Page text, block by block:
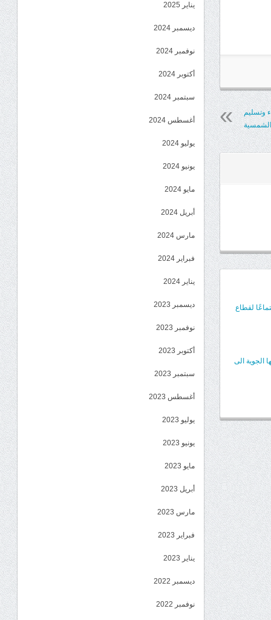
وتسليم
لقطاع
الجوية الى
يناير 2025
ديسمبر 2024
نوفمبر 2024
أكتوبر 2024
سبتمبر 2024
أغسطس 2024
يوليو 2024
يونيو 2024
مايو 2024
أبريل 2024
مارس 2024
فبراير 2024
يناير 2024
ديسمبر 2023
نوفمبر 2023
أكتوبر 2023
سبتمبر 2023
أغسطس 2023
يوليو 2023
يونيو 2023
مايو 2023
أبريل 2023
مارس 2023
فبراير 2023
يناير 2023
ديسمبر 2022
نوفمبر 2022